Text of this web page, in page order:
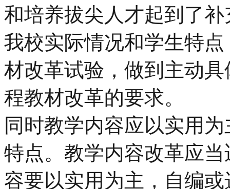
和培养拔尖人才起到了
我校实际情况和学生特
材改革试验，做到主动
程教材改革的要求。
同时教学内容应以实用
特点。教学内容改革应
容要以实用为主，自编